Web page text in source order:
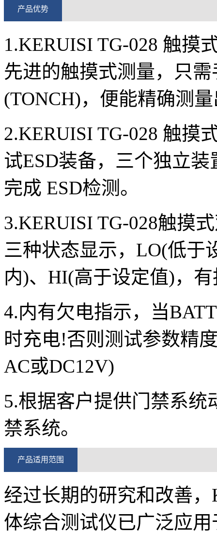
产品优势
1.KERUISI TG-028 触摸
先进的触摸式测量，只
(TONCH)，便能精确测
2.KERUISI TG-028 触摸
试ESD装备，三个独立
完成 ESD检测。
3.KERUISI TG-028触摸
三种状态显示，LO(低于
内)、HI(高于设定值)，
4.内有欠电指示，当
时充电!否则测试参数精
AC或DC12V)
5.根据客户提供门禁系
禁系统。
产品适用范围
经过长期的研究和改善
体综合测试仪已广泛应